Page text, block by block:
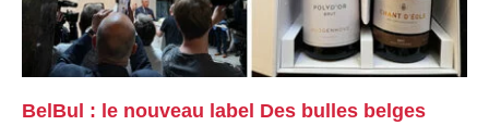
BelBul : le nouveau label Des bulles belges